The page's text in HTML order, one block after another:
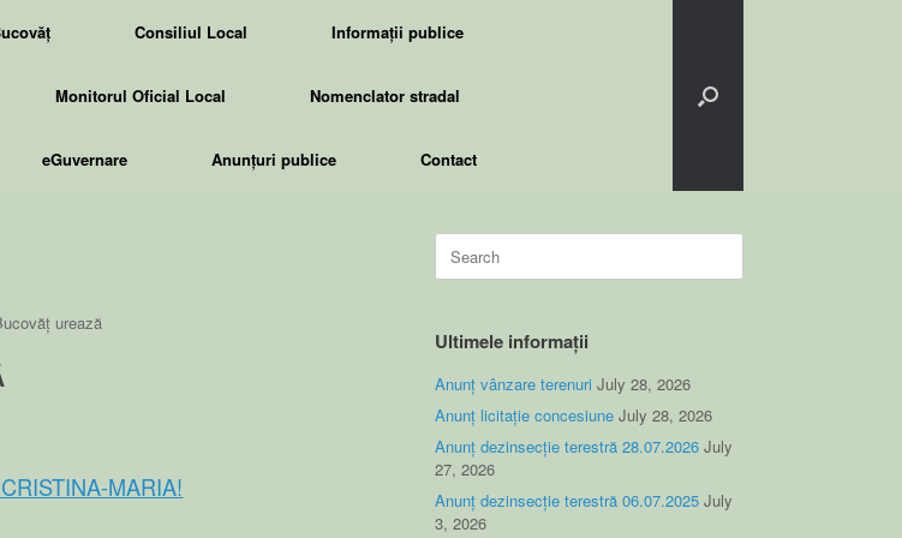
Consiliul Local Informații publice
Monitorul Oficial Local Nomenclator stradal
eGuvernare Anunțuri publice Contact
urează
MARIA!
Search
for:
Ultimele informații
Anunț vânzare terenuri July 28, 2026
Anunț licitație concesiune July 28, 2026
Anunț dezinsecție terestră 28.07.2026 July
27, 2026
Anunț dezinsecție terestră 06.07.2025 July
3, 2026